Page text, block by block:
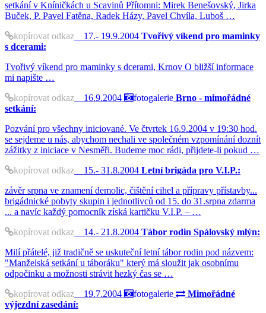
setkání v Kníničkách u Scavinů Přítomni: Mirek Benešovský, Jirka
Buček, P. Pavel Fatěna, Radek Házy, Pavel Chvíla, Luboš …
kopírovat odkaz 17.- 19.9.2004 Tvořivý víkend pro maminky
s dcerami:
Tvořivý víkend pro maminky s dcerami, Krnov O bližší informace
mi napište …
kopírovat odkaz 16.9.2004 fotogalerie Brno - mimořádné
setkání:
Pozvání pro všechny iniciované. Ve čtvrtek 16.9.2004 v 19:30 hod.
se sejdeme u nás, abychom nechali ve společném vzpomínání doznít
zážitky z iniciace v Nesměři. Budeme moc rádi, přijdete-li pokud …
kopírovat odkaz 15.- 31.8.2004 Letní brigáda pro V.I.P.:
závěr srpna ve znamení demolic, čištění cihel a přípravy přístavby...
brigádnické pobyty skupin i jednotlivců od 15. do 31.srpna zdarma
... a navíc každý pomocník získá kartičku V.I.P. – …
kopírovat odkaz 14.- 21.8.2004 Tábor rodin Spálovský mlýn:
Milí přátelé, již tradičně se uskuteční letní tábor rodin pod názvem:
"Manželská setkání u táboráku" který má sloužit jak osobnímu
odpočinku a možnosti strávit hezký čas se …
kopírovat odkaz 19.7.2004 fotogalerie
Mimořádné
výjezdní zasedání: